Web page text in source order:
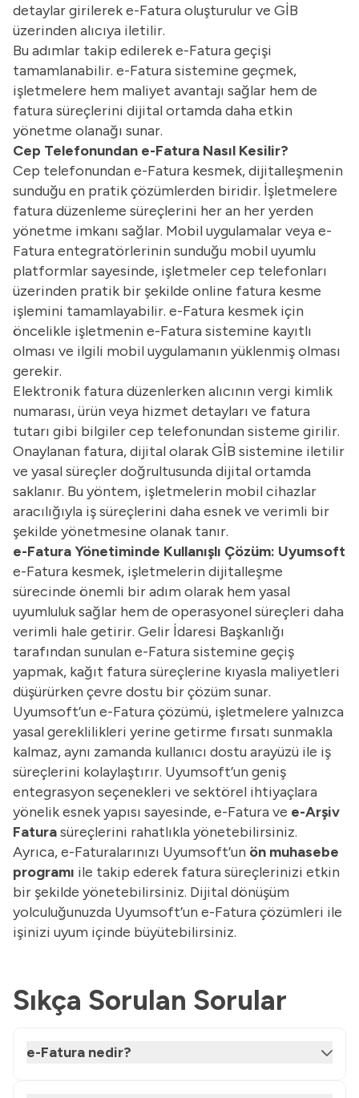
detaylar girilerek e-Fatura oluşturulur ve GİB
üzerinden alıcıya iletilir.
Bu adımlar takip edilerek e-Fatura geçişi
tamamlanabilir. e-Fatura sistemine geçmek,
işletmelere hem maliyet avantajı sağlar hem de
fatura süreçlerini dijital ortamda daha etkin
yönetme olanağı sunar.
Cep Telefonundan e-Fatura Nasıl Kesilir?
Cep telefonundan e-Fatura kesmek, dijitalleşmenin
sunduğu en pratik çözümlerden biridir. İşletmelere
fatura düzenleme süreçlerini her an her yerden
yönetme imkanı sağlar. Mobil uygulamalar veya e-
Fatura entegratörlerinin sunduğu mobil uyumlu
platformlar sayesinde, işletmeler cep telefonları
üzerinden pratik bir şekilde online fatura kesme
işlemini tamamlayabilir. e-Fatura kesmek için
öncelikle işletmenin e-Fatura sistemine kayıtlı
olması ve ilgili mobil uygulamanın yüklenmiş olması
gerekir.
Elektronik fatura düzenlerken alıcının vergi kimlik
numarası, ürün veya hizmet detayları ve fatura
tutarı gibi bilgiler cep telefonundan sisteme girilir.
Onaylanan fatura, dijital olarak GİB sistemine iletilir
ve yasal süreçler doğrultusunda dijital ortamda
saklanır. Bu yöntem, işletmelerin mobil cihazlar
aracılığıyla iş süreçlerini daha esnek ve verimli bir
şekilde yönetmesine olanak tanır.
e-Fatura Yönetiminde Kullanışlı Çözüm: Uyumsoft
e-Fatura kesmek, işletmelerin dijitalleşme
sürecinde önemli bir adım olarak hem yasal
uyumluluk sağlar hem de operasyonel süreçleri daha
verimli hale getirir. Gelir İdaresi Başkanlığı
tarafından sunulan e-Fatura sistemine geçiş
yapmak, kağıt fatura süreçlerine kıyasla maliyetleri
düşürürken çevre dostu bir çözüm sunar.
Uyumsoft’un e-Fatura çözümü, işletmelere yalnızca
yasal gereklilikleri yerine getirme fırsatı sunmakla
kalmaz, aynı zamanda kullanıcı dostu arayüzü ile iş
süreçlerini kolaylaştırır. Uyumsoft’un geniş
entegrasyon seçenekleri ve sektörel ihtiyaçlara
yönelik esnek yapısı sayesinde, e-Fatura ve e-Arşiv
Faturasüreçlerini rahatlıkla yönetebilirsiniz.
Ayrıca, e-Faturalarınızı Uyumsoft’un ön muhasebe
programı ile takip ederek fatura süreçlerinizi etkin
bir şekilde yönetebilirsiniz. Dijital dönüşüm
yolculuğunuzda Uyumsoft’un e-Fatura çözümleri ile
işinizi uyum içinde büyütebilirsiniz.
Sıkça Sorulan Sorular
e-Fatura nedir?